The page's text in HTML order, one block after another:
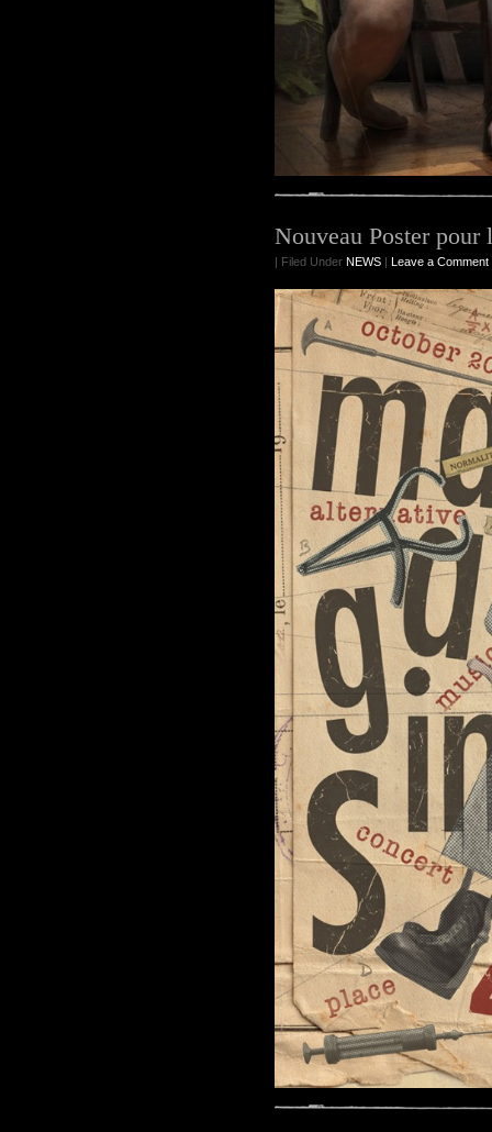
Nouveau Poster pour
| Filed Under NEWS | Leave a Comment